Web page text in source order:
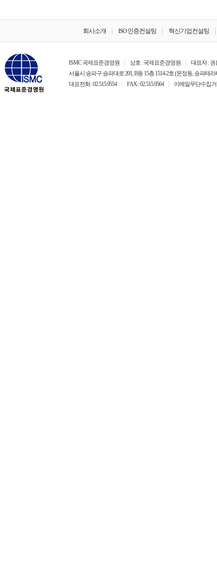
회사소개 ISO 인증컨설팅 혁신기업컨설팅
ISMC 국제표준경영원 상호 : 국제표준경영원
대표자 : 권
서울시 송파구 송파대로 201, B동 15층 1514-2호 (문정동, 송파테라
대표전화 : 02.515.9554
FAX : 02.515.9564 이메일무단수집